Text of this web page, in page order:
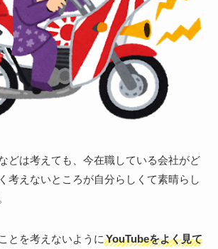
どは考えても、今在職している会社がど
考えないところが自分らしくて素晴らし
とを考えないようにYouTubeをよく見て